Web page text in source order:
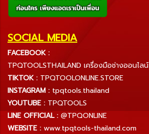
SOCIAL MEDIA
FACEBOOK :
TPQTOOLSTHAILAND เครื่องมือช่างออนไลน์
TIKTOK : TPQTOOLONLINE.STORE
INSTAGRAM : tpqtools.thailand
YOUTUBE : TPQTOOLS
LINE OFFICIAL : @TPQONLINE
WEBSITE : www.tpqtools-thailand.com